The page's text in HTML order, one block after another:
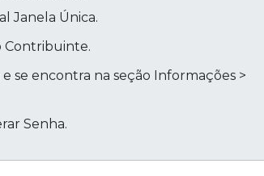
Janela Única.
Contribuinte.
se encontra na seção Informações >
Senha.